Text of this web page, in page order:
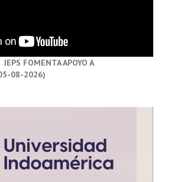
IEPS FOMENTA APOYO A
08-2026)